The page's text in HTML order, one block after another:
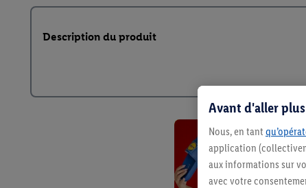
Description du produit
Avant d'aller
Nous, en tant
application
aux informations sur
avec votre